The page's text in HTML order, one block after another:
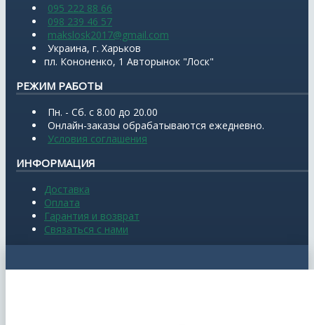
095 222 88 66
098 239 46 57
makslosk2017@gmail.com
Украина, г. Харьков
пл. Кононенко, 1 Авторынок "Лоск"
РЕЖИМ РАБОТЫ
Пн. - Сб. с 8.00 до 20.00
Онлайн-заказы обрабатываются ежедневно.
Условия соглашения
ИНФОРМАЦИЯ
Доставка
Оплата
Гарантия и возврат
Связаться с нами